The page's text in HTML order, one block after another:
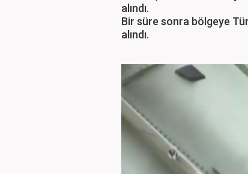
alındı.
Bir süre sonra bölgeye
alındı.